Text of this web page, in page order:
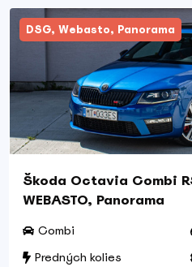
DSG, Webasto, Panorama
Škoda Octavia Combi
WEBASTO, Panorama
Combi
Predných kolies